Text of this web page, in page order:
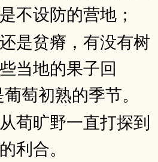
不设防的营地；
是贫瘠，有没有树
当地的果子回
萄初熟的季节。
荀旷野一直打探到
利合。